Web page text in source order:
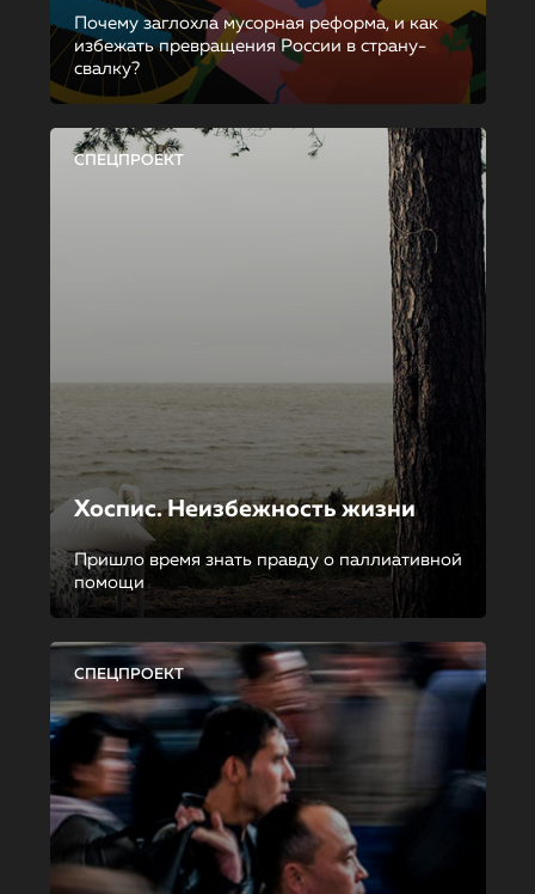
Почему заглохла мусорная реформа, и как
избежать превращения России в страну-
свалку?
СПЕЦПРОЕКТ
Хоспис. Неизбежность жизни
Пришло время знать правду о паллиативной
помощи
СПЕЦПРОЕКТ